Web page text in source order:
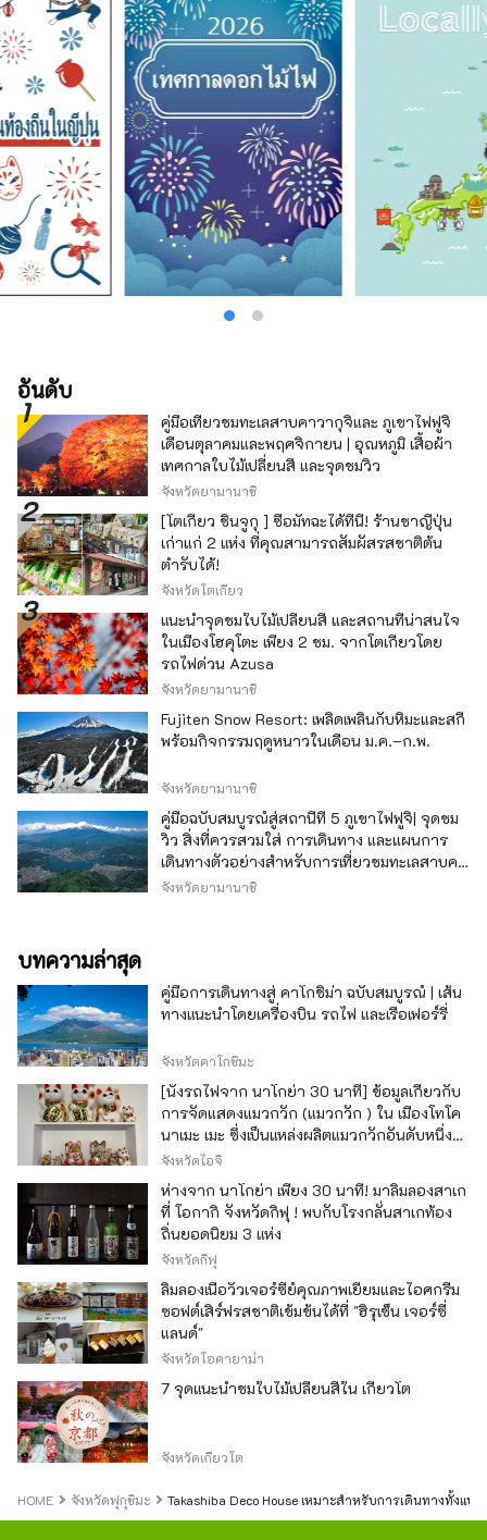
อันดับ
คู่มือเที่ยวชมทะเลสาบคาวากุจิและ ภูเขาไฟฟูจิ
เดือนตุลาคมและพฤศจิกายน | อุณหภูมิ เสื้อผ้า
เทศกาลใบไม้เปลี่ยนสี และจุดชมวิว
จังหวัดยามานาชิ
[โตเกียว ชินจูกุ ] ซื้อมัทฉะได้ที่นี่! ร้านชาญี่ปุ่น
เก่าแก่ 2 แห่ง ที่คุณสามารถสัมผัสรสชาติต้น
ตำรับได้!
จังหวัดโตเกียว
แนะนำจุดชมใบไม้เปลี่ยนสี และสถานที่น่าสนใจ
ในเมืองโฮคุโตะ เพียง 2 ชม. จากโตเกียวโดย
รถไฟด่วน Azusa
จังหวัดยามานาชิ
Fujiten Snow Resort: เพลิดเพลินกับหิมะและสกี
พร้อมกิจกรรมฤดูหนาวในเดือน ม.ค.–ก.พ.
จังหวัดยามานาชิ
คู่มือฉบับสมบูรณ์สู่สถานีที่ 5 ภูเขาไฟฟูจิ| จุดชม
วิว สิ่งที่ควรสวมใส่ การเดินทาง และแผนการ
เดินทางตัวอย่างสำหรับการเที่ยวชมทะเลสาบคา
วากุจิ
จังหวัดยามานาชิ
บทความล่าสุด
คู่มือการเดินทางสู่ คาโกชิม่า ฉบับสมบูรณ์ | เส้น
ทางแนะนำโดยเครื่องบิน รถไฟ และเรือเฟอร์รี่
จังหวัดคาโกชิมะ
[นั่งรถไฟจาก นาโกย่า 30 นาที] ข้อมูลเกี่ยวกับ
การจัดแสดงแมวกวัก (แมวกวัก ) ใน เมืองโทโค
นาเมะ เมะ ซึ่งเป็นแหล่งผลิตแมวกวักอันดับหนึ่ง
ของญี่ปุ่น
จังหวัดไอจิ
ห่างจาก นาโกย่า เพียง 30 นาที! มาลิ้มลองสาเก
ที่ โอกากิ จังหวัดกิฟุ ! พบกับโรงกลั่นสาเกท้อง
ถิ่นยอดนิยม 3 แห่ง
จังหวัดกิฟุ
ลิ้มลองเนื้อวัวเจอร์ซีย์คุณภาพเยี่ยมและไอศกรีม
ซอฟต์เสิร์ฟรสชาติเข้มข้นได้ที่ "ฮิรุเซ็น เจอร์ซี่
แลนด์"
จังหวัดโอคายาม่า
7 จุดแนะนำชมใบไม้เปลี่ยนสีใน เกียวโต
จังหวัดเกียวโต
HOME จังหวัดฟุกุชิมะ Takashiba Deco House เหมาะสำหรับการเดินทางทั้งแบ